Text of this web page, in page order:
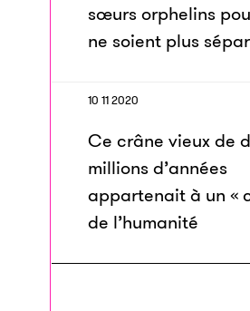
sœurs orphelins
ne soient plus
10 11 2020
Ce crâne vieux de
millions d’années
appartenait à un «
de l’humanité